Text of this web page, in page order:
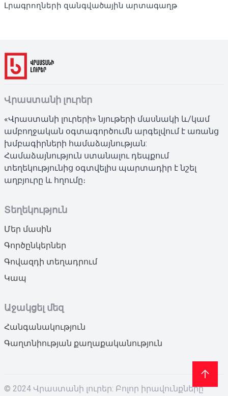
Լրագրողների զանգվածային արտագաղթ
Վրաստանի լուրեր
«Վրաստանի լուրերի» նյութերի մասնակի և/կամ
ամբողջական օգտագործումն արգելվում է առանց
խմբագիրների համաձայնության:
Համաձայնություն ստանալու դեպքում
տեղեկությունից օգտվելիս պարտադիր է նշել
աղբյուրը և հղումը։
Տեղեկություն
Մեր մասին
Գործընկերներ
Գովազդի տեղադրում
Կապ
Աջակցել մեզ
Հանգանակություն
Գաղտնիության քաղաքականություն
© 2024 Վրաստանի լուրեր: Բոլոր իրավունքները